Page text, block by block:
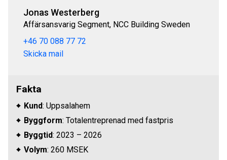
Jonas Westerberg
Affärsansvarig Segment, NCC Building Sweden
+46 70 088 77 72
Skicka mail
Fakta
Kund: Uppsalahem
Byggform: Totalentreprenad med fastpris
Byggtid: 2023 – 2026
Volym: 260 MSEK